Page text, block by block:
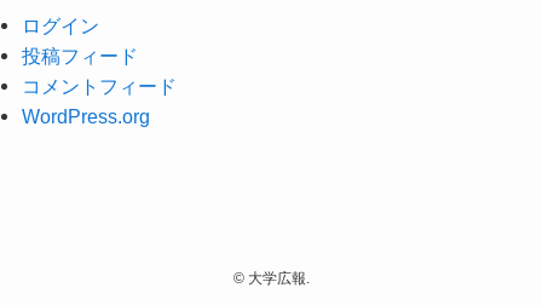
ログイン
投稿フィード
コメントフィード
WordPress.org
©大学広報.